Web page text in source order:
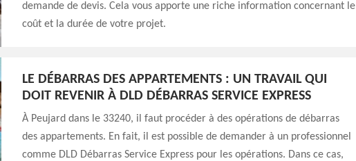
demande de devis. Cela vous apporte une riche information concernant le
coût et la durée de votre projet.
LE DÉBARRAS DES APPARTEMENTS : UN TRAVAIL QUI
DOIT REVENIR À DLD DÉBARRAS SERVICE EXPRESS
À Peujard dans le 33240, il faut procéder à des opérations de débarras
des appartements. En fait, il est possible de demander à un professionnel
comme DLD Débarras Service Express pour les opérations. Dans ce cas,